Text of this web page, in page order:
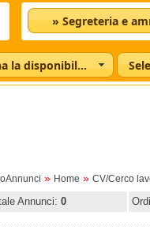
Seleziona la disponibilità
» Home » CV/Cerco
Annunci: 0